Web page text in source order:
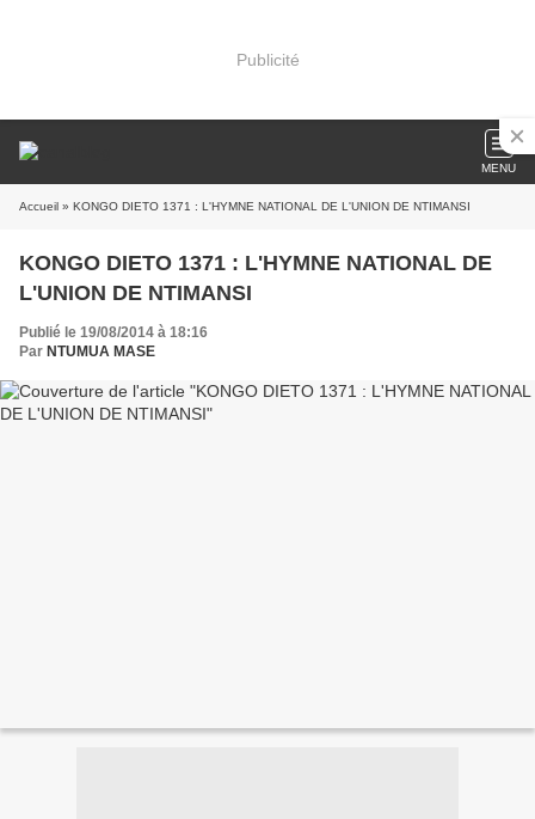
Publicité
MENU
Accueil » KONGO DIETO 1371 : L'HYMNE NATIONAL DE L'UNION DE NTIMANSI
KONGO DIETO 1371 : L'HYMNE NATIONAL DE
L'UNION DE NTIMANSI
Publié le 19/08/2014 à 18:16
Par NTUMUA MASE